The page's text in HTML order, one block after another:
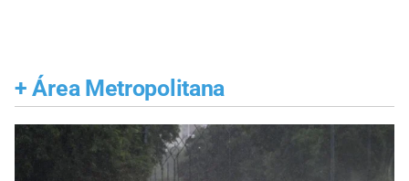
+ Área Metropolitana